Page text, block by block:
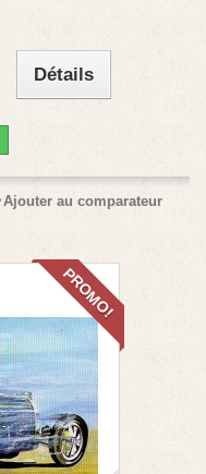
Détails
Ajouter au comparateur
PROMO!